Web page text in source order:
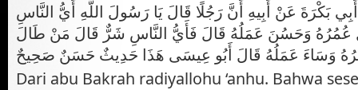
بَكْرَةَ عَنْ أَبِيهِ أَنَّ رَجُلًا قَالَ يَا رَسُولَ اللَّهِ أَيُّ النَّاسِ
عُمُرُهُ وَحَسُنَ عَمَلُهُ قَالَ فَأَيُّ النَّاسِ شَرٌّ قَالَ مَنْ طَالَ
وَسَاءَ عَمَلُهُ قَالَ أَبُو عِيسَى هَذَا حَدِيثٌ حَسَنٌ صَحِيحٌ
Dari abu Bakrah radiyallohu ‘anhu. Bahwa